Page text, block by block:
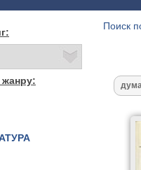
жанру:
Поиск